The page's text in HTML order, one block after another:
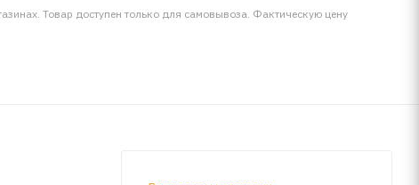
Товар доступен только для самовывоза. Фактическую цену